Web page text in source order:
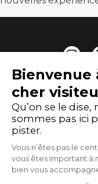
Bienvenue
cher
Qu’on se le dise,
sommes pas ici
pister.
Vous n’êtes pas le
vous êtes important à
bien vous
5 Quai